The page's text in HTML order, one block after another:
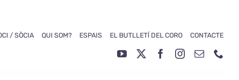
/ SÒCIA QUI SOM? ESPAIS EL BUTLLETÍ DEL CORO CONTACTE